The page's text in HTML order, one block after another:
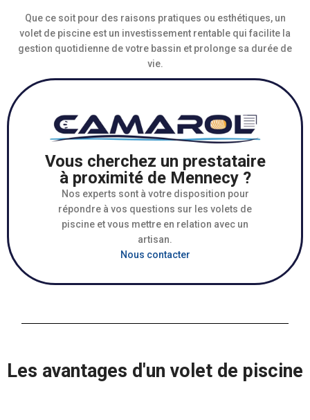
Que ce soit pour des raisons pratiques ou esthétiques, un
volet de piscine est un investissement rentable qui facilite la
gestion quotidienne de votre bassin et prolonge sa durée de
vie.
Vous cherchez un prestataire
à proximité de Mennecy ?
Nos experts sont à votre disposition pour
répondre à vos questions sur les volets de
piscine et vous mettre en relation avec un
artisan.
Nous contacter
Les avantages d'un volet de piscine